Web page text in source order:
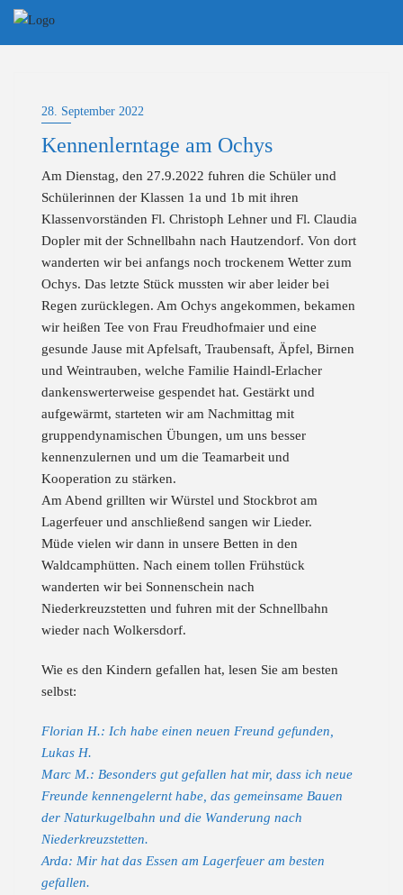
Skip
28. September 2022
Kennenlerntage am Ochys
Am Dienstag, den 27.9.2022 fuhren die Schüler und
Schülerinnen der Klassen 1a und 1b mit ihren
Klassenvorständen Fl. Christoph Lehner und Fl. Claudia
Dopler mit der Schnellbahn nach Hautzendorf. Von dort
wanderten wir bei anfangs noch trockenem Wetter zum
Ochys. Das letzte Stück mussten wir aber leider bei
Regen zurücklegen. Am Ochys angekommen, bekamen
wir heißen Tee von Frau Freudhofmaier und eine
gesunde Jause mit Apfelsaft, Traubensaft, Äpfel, Birnen
und Weintrauben, welche Familie Haindl-Erlacher
dankenswerterweise gespendet hat. Gestärkt und
aufgewärmt, starteten wir am Nachmittag mit
gruppendynamischen Übungen, um uns besser
kennenzulernen und um die Teamarbeit und
Kooperation zu stärken.
Am Abend grillten wir Würstel und Stockbrot am
Lagerfeuer und anschließend sangen wir Lieder.
Müde vielen wir dann in unsere Betten in den
Waldcamphütten. Nach einem tollen Frühstück
wanderten wir bei Sonnenschein nach
Niederkreuzstetten und fuhren mit der Schnellbahn
wieder nach Wolkersdorf.
Wie es den Kindern gefallen hat, lesen Sie am besten
selbst:
Florian H.: Ich habe einen neuen Freund gefunden,
Lukas H.
Marc M.: Besonders gut gefallen hat mir, dass ich neue
Freunde kennengelernt habe, das gemeinsame Bauen
der Naturkugelbahn und die Wanderung nach
Niederkreuzstetten.
Arda: Mir hat das Essen am Lagerfeuer am besten
gefallen.